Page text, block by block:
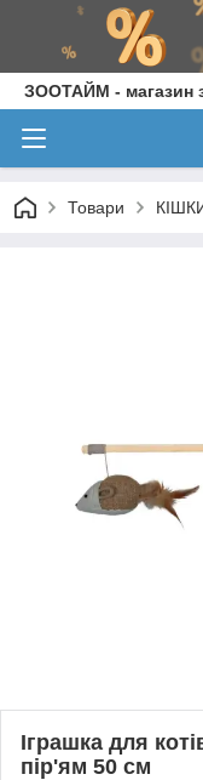
ЗООТАЙМ - магазин
Товари
Іграшка для
пір'ям 50 см